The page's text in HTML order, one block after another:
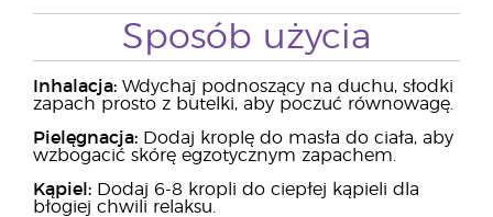
Sposób użycia
Inhalacja: Wdychaj podnoszący na duchu, słodki
zapach prosto z butelki, aby poczuć równowagę.
Pielęgnacja: Dodaj kroplę do masła do ciała, aby
wzbogacić skórę egzotycznym zapachem.
Kąpiel: Dodaj 6-8 kropli do ciepłej kąpieli dla
błogiej chwili relaksu.